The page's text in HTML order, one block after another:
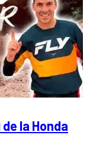
la Honda